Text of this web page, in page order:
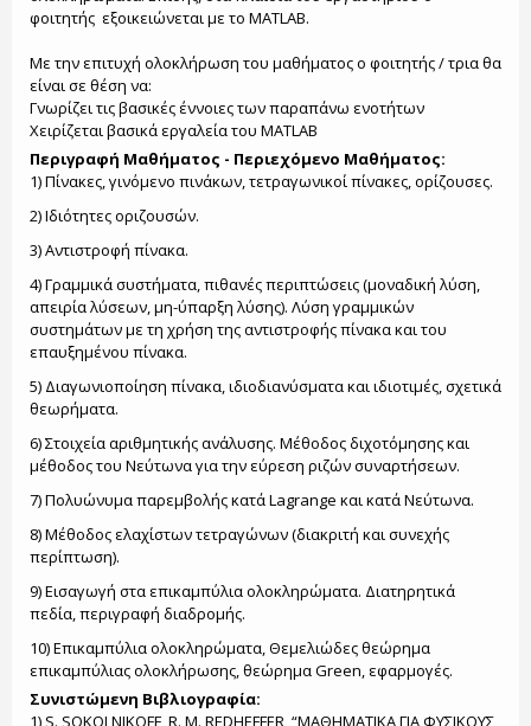
φοιτητής εξοικειώνεται με το MATLAB.
Με την επιτυχή ολοκλήρωση του μαθήματος ο φοιτητής / τρια θα
είναι σε θέση να:
Γνωρίζει τις βασικές έννοιες των παραπάνω ενοτήτων
Χειρίζεται βασικά εργαλεία του MATLAB
Περιγραφή Μαθήματος - Περιεχόμενο Μαθήματος:
1) Πίνακες, γινόμενο πινάκων, τετραγωνικοί πίνακες, ορίζουσες.
2) Ιδιότητες οριζουσών.
3) Αντιστροφή πίνακα.
4) Γραμμικά συστήματα, πιθανές περιπτώσεις (μοναδική λύση,
απειρία λύσεων, μη-ύπαρξη λύσης). Λύση γραμμικών
συστημάτων με τη χρήση της αντιστροφής πίνακα και του
επαυξημένου πίνακα.
5) Διαγωνιοποίηση πίνακα, ιδιοδιανύσματα και ιδιοτιμές, σχετικά
θεωρήματα.
6) Στοιχεία αριθμητικής ανάλυσης. Μέθοδος διχοτόμησης και
μέθοδος του Νεύτωνα για την εύρεση ριζών συναρτήσεων.
7) Πολυώνυμα παρεμβολής κατά Lagrange και κατά Νεύτωνα.
8) Μέθοδος ελαχίστων τετραγώνων (διακριτή και συνεχής
περίπτωση).
9) Εισαγωγή στα επικαμπύλια ολοκληρώματα. Διατηρητικά
πεδία, περιγραφή διαδρομής.
10) Επικαμπύλια ολοκληρώματα, Θεμελιώδες θεώρημα
επικαμπύλιας ολοκλήρωσης, θεώρημα Green, εφαρμογές.
Συνιστώμενη Βιβλιογραφία:
1) S. SOKOLNIKOFF, R. M. REDHEFFER, “MAΘΗΜΑΤΙΚΑ ΓΙΑ ΦΥΣΙΚΟΥΣ